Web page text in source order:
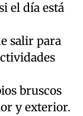
el día está
salir para
bruscos
y exterior.